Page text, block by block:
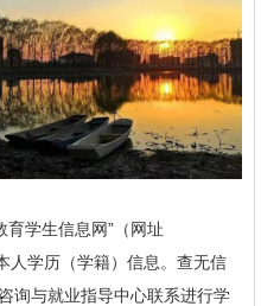
育学生信息网”（网址
人学历（学籍）信息。查无信
询与就业指导中心联系进行学